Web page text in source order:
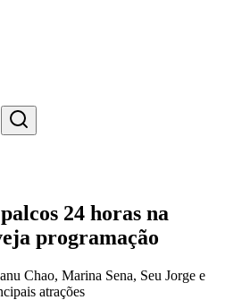
24 horas na
programação
Chao, Marina Sena, Seu Jorge e
atrações